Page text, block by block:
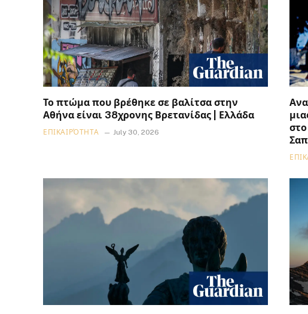
Το πτώμα που βρέθηκε σε βαλίτσα στην
Αθήνα είναι 38χρονης Βρετανίδας | Ελλάδα
ΕΠΙΚΑΙΡΌΤΗΤΑ July 30, 2026